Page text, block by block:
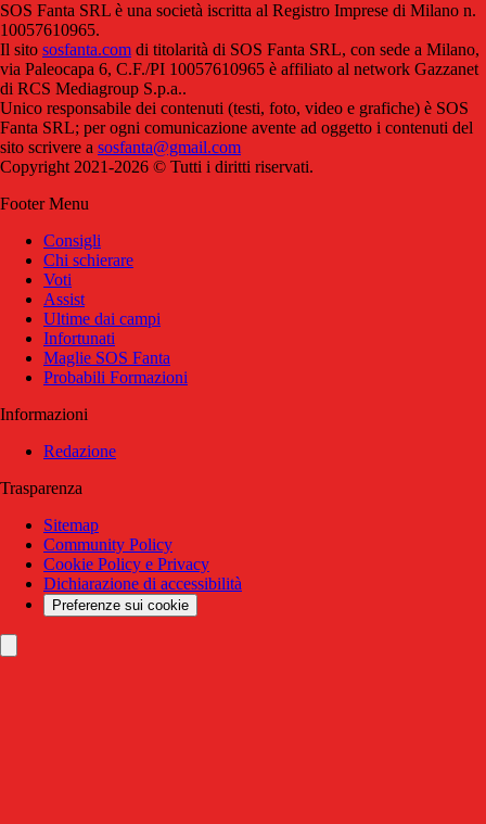
SOS Fanta SRL è una società iscritta al Registro Imprese di Milano n.
10057610965.
Il sito sosfanta.com di titolarità di SOS Fanta SRL, con sede a Milano,
via Paleocapa 6, C.F./PI 10057610965 è affiliato al network Gazzanet
di RCS Mediagroup S.p.a..
Unico responsabile dei contenuti (testi, foto, video e grafiche) è SOS
Fanta SRL; per ogni comunicazione avente ad oggetto i contenuti del
sito scrivere a sosfanta@gmail.com
Copyright 2021-2026 © Tutti i diritti riservati.
Footer Menu
Consigli
Chi schierare
Voti
Assist
Ultime dai campi
Infortunati
Maglie SOS Fanta
Probabili Formazioni
Informazioni
Redazione
Trasparenza
Sitemap
Community Policy
Cookie Policy e Privacy
Dichiarazione di accessibilità
Preferenze sui cookie